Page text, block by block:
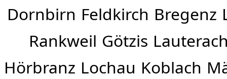
Dornbirn Feldkirch Bregenz
Rankweil Götzis
Hörbranz Lochau Koblach